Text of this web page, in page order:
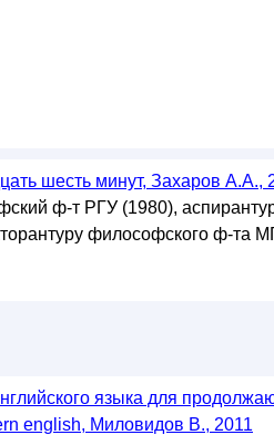
шесть минут, Захаров А.А.,
ф-т РГУ (1980),
философского ф-та
языка для
english, Миловидов В., 2011